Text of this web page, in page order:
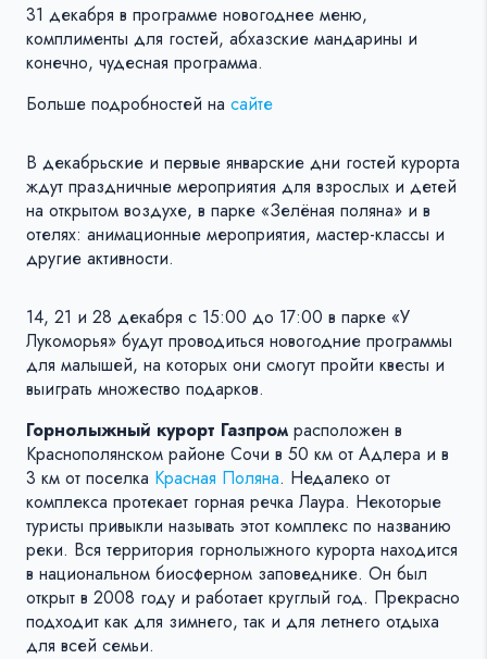
31 декабря в программе новогоднее меню,
комплименты для гостей, абхазские мандарины и
конечно, чудесная программа.
Больше подробностей на сайте
В декабрьские и первые январские дни гостей курорта
ждут праздничные мероприятия для взрослых и детей
на открытом воздухе, в парке «Зелёная поляна» и в
отелях: анимационные мероприятия, мастер-классы и
другие активности.
14, 21 и 28 декабря с 15:00 до 17:00 в парке «У
Лукоморья» будут проводиться новогодние программы
для малышей, на которых они смогут пройти квесты и
выиграть множество подарков.
Горнолыжный курорт Газпром расположен в
Краснополянском районе Сочи в 50 км от Адлера и в
3 км от поселка Красная Поляна. Недалеко от
комплекса протекает горная речка Лаура. Некоторые
туристы привыкли называть этот комплекс по названию
реки. Вся территория горнолыжного курорта находится
в национальном биосферном заповеднике. Он был
открыт в 2008 году и работает круглый год. Прекрасно
подходит как для зимнего, так и для летнего отдыха
для всей семьи.